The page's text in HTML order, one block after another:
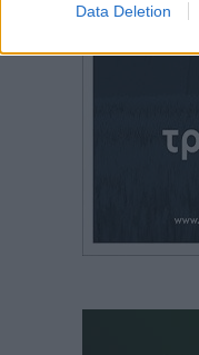
Data Deletion